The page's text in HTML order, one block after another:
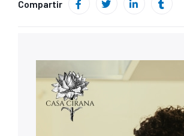
Compartir